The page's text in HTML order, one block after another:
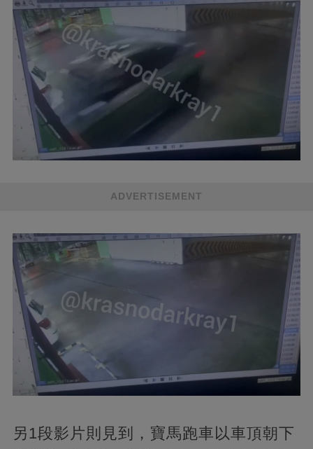
ADVERTISEMENT
另1段影片則見到，寶馬跑車以車頂朝下